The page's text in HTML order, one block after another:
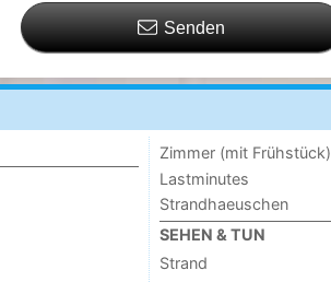
Senden
Zimmer (mit Frühstück)
Lastminutes
Strandhaeuschen
SEHEN & TUN
Strand